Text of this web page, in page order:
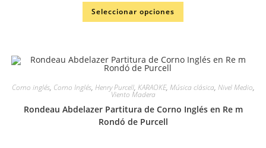
Seleccionar opciones
Corno inglés, Corno Inglés, Henry Purcell, KARAOKE, Música clásica, Nivel Medio,
Viento Madera
Rondeau Abdelazer Partitura de Corno Inglés en Re m
Rondó de Purcell